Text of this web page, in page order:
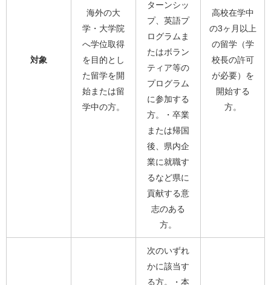
対象
海外の大
学・大学院
へ学位取得
を目的とし
た留学を開
始または留
学中の方。
ターンシッ
プ、英語プ
ログラムま
たはボラン
ティア等の
プログラム
に参加する
方。・卒業
または帰国
後、県内企
業に就職す
るなど県に
貢献する意
志のある
方。
高校在学中
の3ヶ月以上
の留学（学
校長の許可
が必要）を
開始する
方。
次のいずれ
かに該当す
る方。・本